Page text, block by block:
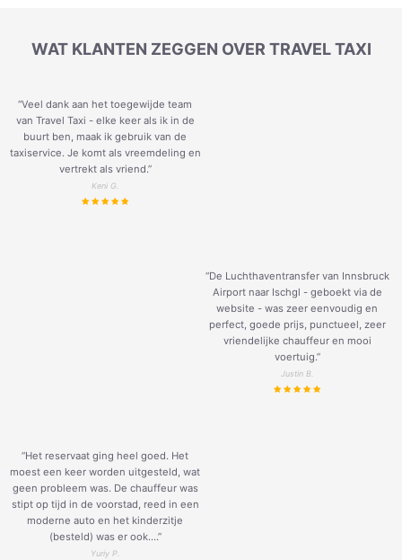
WAT KLANTEN ZEGGEN OVER TRAVEL TAXI
“Veel dank aan het toegewijde team
van Travel Taxi - elke keer als ik in de
buurt ben, maak ik gebruik van de
taxiservice. Je komt als vreemdeling en
vertrekt als vriend.”
Keni G.
“De Luchthaventransfer van Innsbruck
Airport naar Ischgl - geboekt via de
website - was zeer eenvoudig en
perfect, goede prijs, punctueel, zeer
vriendelijke chauffeur en mooi
voertuig.”
Justin B.
“Het reservaat ging heel goed. Het
moest een keer worden uitgesteld, wat
geen probleem was. De chauffeur was
stipt op tijd in de voorstad, reed in een
moderne auto en het kinderzitje
(besteld) was er ook....”
Yuriy P.